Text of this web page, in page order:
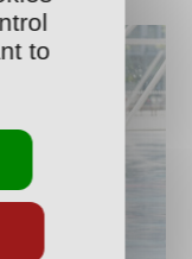
to